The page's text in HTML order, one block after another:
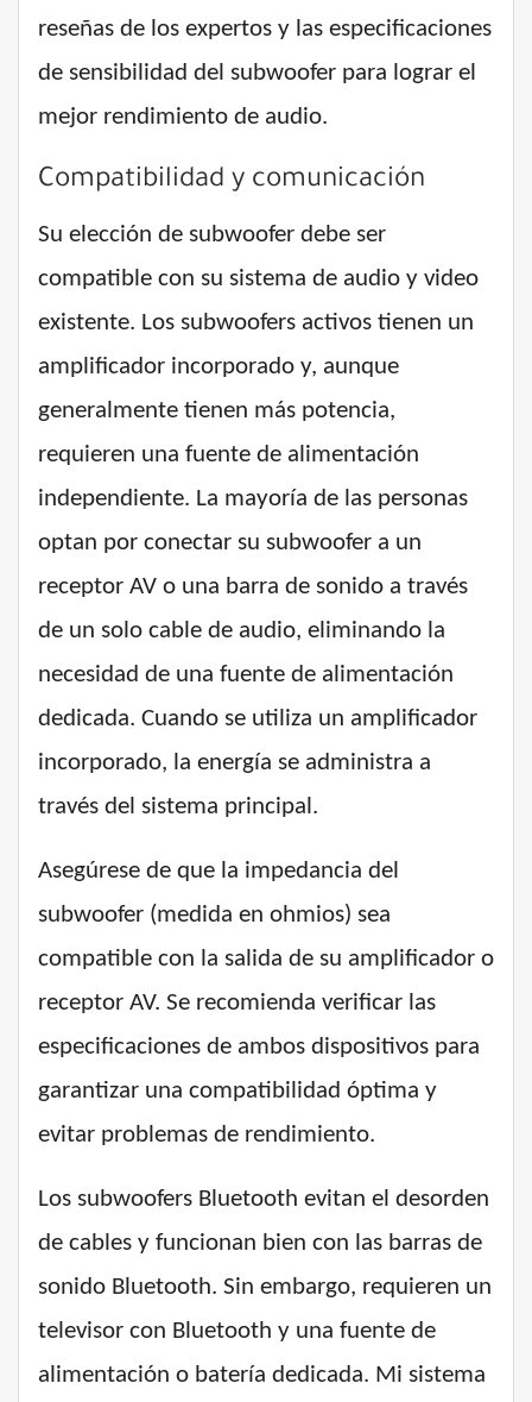
reseñas de los expertos y las especificaciones
de sensibilidad del subwoofer para lograr el
mejor rendimiento de audio.
Compatibilidad y comunicación
Su elección de subwoofer debe ser
compatible con su sistema de audio y video
existente. Los subwoofers activos tienen un
amplificador incorporado y, aunque
generalmente tienen más potencia,
requieren una fuente de alimentación
independiente. La mayoría de las personas
optan por conectar su subwoofer a un
receptor AV o una barra de sonido a través
de un solo cable de audio, eliminando la
necesidad de una fuente de alimentación
dedicada. Cuando se utiliza un amplificador
incorporado, la energía se administra a
través del sistema principal.
Asegúrese de que la impedancia del
subwoofer (medida en ohmios) sea
compatible con la salida de su amplificador o
receptor AV. Se recomienda verificar las
especificaciones de ambos dispositivos para
garantizar una compatibilidad óptima y
evitar problemas de rendimiento.
Los subwoofers Bluetooth evitan el desorden
de cables y funcionan bien con las barras de
sonido Bluetooth. Sin embargo, requieren un
televisor con Bluetooth y una fuente de
alimentación o batería dedicada. Mi sistema